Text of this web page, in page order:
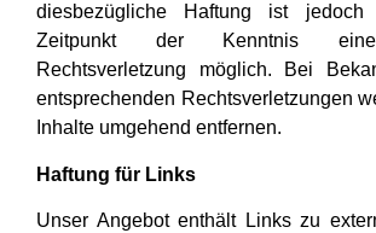
diesbezügliche Haftung ist
Zeitpunkt der Kenntnis
Rechtsverletzung möglich. Bei
entsprechenden Rechtsverletzungen
Inhalte umgehend entfernen.
Haftung für Links
Unser Angebot enthält Links zu